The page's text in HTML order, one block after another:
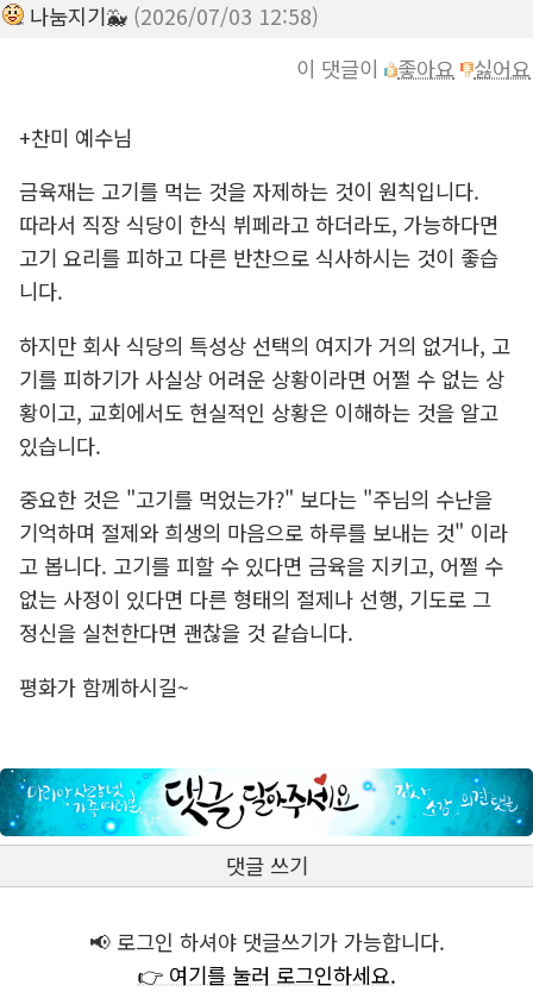
나눔지기🐳 (2026/07/03 12:58)
이 댓글이
좋아요 싫어요
+찬미 예수님
금육재는 고기를 먹는 것을 자제하는 것이 원칙입니다.
따라서 직장 식당이 한식 뷔페라고 하더라도, 가능하다면
고기 요리를 피하고 다른 반찬으로 식사하시는 것이 좋습
니다.
하지만 회사 식당의 특성상 선택의 여지가 거의 없거나, 고
기를 피하기가 사실상 어려운 상황이라면 어쩔 수 없는 상
황이고, 교회에서도 현실적인 상황은 이해하는 것을 알고
있습니다.
중요한 것은 "고기를 먹었는가?" 보다는 "주님의 수난을
기억하며 절제와 희생의 마음으로 하루를 보내는 것" 이라
고 봅니다. 고기를 피할 수 있다면 금육을 지키고, 어쩔 수
없는 사정이 있다면 다른 형태의 절제나 선행, 기도로 그
정신을 실천한다면 괜찮을 것 같습니다.
평화가 함께하시길~
댓글 쓰기
📢 로그인 하셔야 댓글쓰기가 가능합니다.
👉 여기를 눌러 로그인하세요.